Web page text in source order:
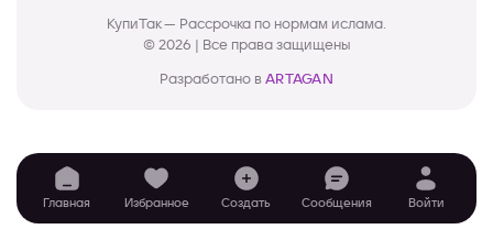
КупиТак — Рассрочка по нормам ислама.
© 2026 | Все права защищены
Разработано в ARTAGAN
Главная Избранное Создать Сообщения Войти